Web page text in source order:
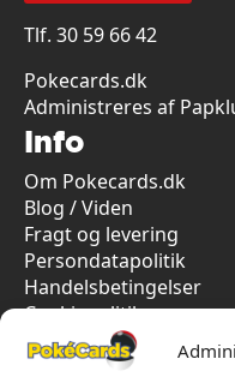
Tlf. 30 59 66 42
Pokecards.dk
Administreres af
Info
Om Pokecards.dk
Blog / Viden
Fragt og levering
Persondatapolitik
Handelsbetingelser
Cookiepolitik
Vi har kun 5-